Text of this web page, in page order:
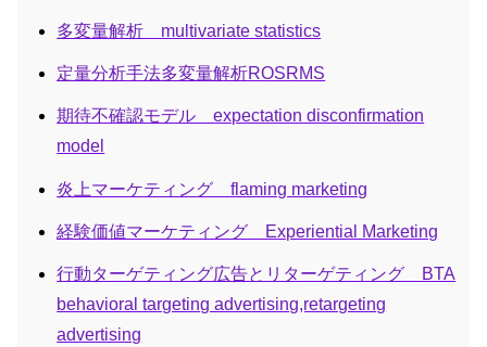
多変量解析 multivariate statistics
定量分析手法多変量解析ROSRMS
期待不確認モデル expectation disconfirmation
model
炎上マーケティング flaming marketing
経験価値マーケティング Experiential Marketing
行動ターゲティング広告とリターゲティング BTA
behavioral targeting advertising,retargeting
advertising